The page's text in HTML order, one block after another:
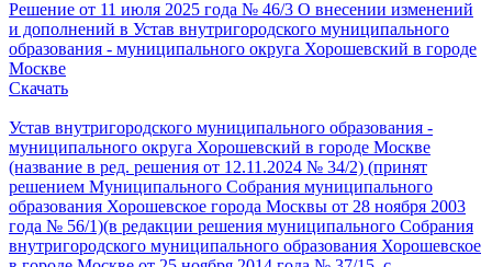
Решение от 11 июля 2025 года № 46/3 О внесении изменений
и дополнений в Устав внутригородского муниципального
образования - муниципального округа Хорошевский в городе
Москве
Скачать
Устав внутригородского муниципального образования -
муниципального округа Хорошевский в городе Москве
(название в ред. решения от 12.11.2024 № 34/2) (принят
решением Муниципального Собрания муниципального
образования Хорошевское города Москвы от 28 ноября 2003
года № 56/1)(в редакции решения муниципального Собрания
внутригородского муниципального образования Хорошевское